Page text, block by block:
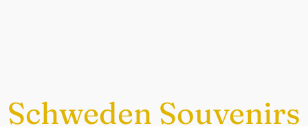
Schweden Souvenirs